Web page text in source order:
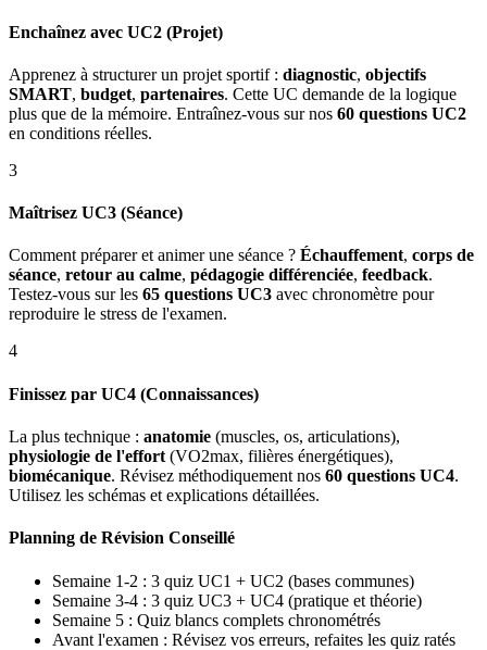
Enchaînez avec UC2 (Projet)
Apprenez à structurer un projet sportif : diagnostic, objectifs
SMART, budget, partenaires. Cette UC demande de la logique
plus que de la mémoire. Entraînez-vous sur nos 60 questions UC2
en conditions réelles.
3
Maîtrisez UC3 (Séance)
Comment préparer et animer une séance ? Échauffement, corps de
séance, retour au calme, pédagogie différenciée, feedback.
Testez-vous sur les 65 questions UC3 avec chronomètre pour
reproduire le stress de l'examen.
4
Finissez par UC4 (Connaissances)
La plus technique : anatomie (muscles, os, articulations),
physiologie de l'effort (VO2max, filières énergétiques),
biomécanique. Révisez méthodiquement nos 60 questions UC4.
Utilisez les schémas et explications détaillées.
Planning de Révision Conseillé
Semaine 1-2 : 3 quiz UC1 + UC2 (bases communes)
Semaine 3-4 : 3 quiz UC3 + UC4 (pratique et théorie)
Semaine 5 : Quiz blancs complets chronométrés
Avant l'examen : Révisez vos erreurs, refaites les quiz ratés